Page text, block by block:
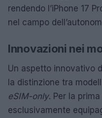
rendendo l’iPhone 17
nel campo
Innovazioni nei
Un aspetto innovativo
la distinzione tra
eSIM-only. Per la
esclusivamente